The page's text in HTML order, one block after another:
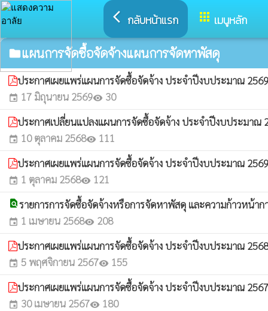
arrow_back_ios กลับหน้าแรก apps เมนูหลัก
folderแผนการจัดซื้อจัดจ้างแผนการจัดหาพัสดุ
ประกาศเผยแพร่แผนการจัดซื้อจัดจ้าง ประจำปีงบประมาณ
event 17 มิถุนายน 2569visibility 30
ประกาศเปลี่ยนแปลงแผนการจัดซื้อจัดจ้าง ประจำปีงบประมาณ
event 10 ตุลาคม 2568visibility 111
ประกาศเผยแพร่แผนการจัดซื้อจัดจ้าง ประจำปีงบประมาณ
event 1 ตุลาคม 2568visibility 121
find_in_pageรายการการจัดซื้อจัดจ้างหรือการจัดหาพัสดุ และความก้าวหน้
event 1 เมษายน 2568visibility 208
ประกาศเผยแพร่แผนการจัดซื้อจัดจ้าง ประจำปีงบประมาณ
event 5 พฤศจิกายน 2567visibility 155
ประกาศเผยแพร่แผนการจัดซื้อจัดจ้าง ประจำปีงบประมาณ
event 30 เมษายน 2567visibility 180